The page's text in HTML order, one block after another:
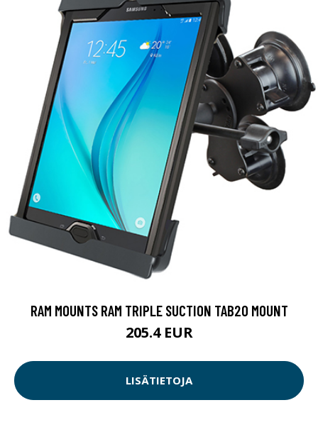
RAM MOUNTS RAM TRIPLE SUCTION TAB20 MOUNT
205.4 EUR
LISÄTIETOJA